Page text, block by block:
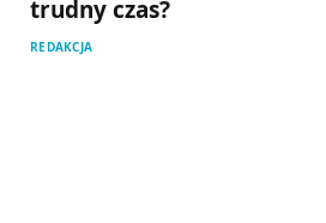
trudny czas?
REDAKCJA